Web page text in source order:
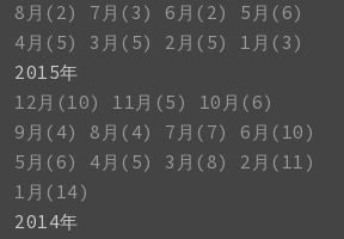
8月(2)
7月(3) 6月(2)
5月(6)
4月(5)
3月(5) 2月(5)
1月(3)
2015年
12月(10)
11月(5)
10月(6)
9月(4)
8月(4) 7月(7)
6月(10)
5月(6)
4月(5) 3月(8)
2月(11)
1月(14)
2014年